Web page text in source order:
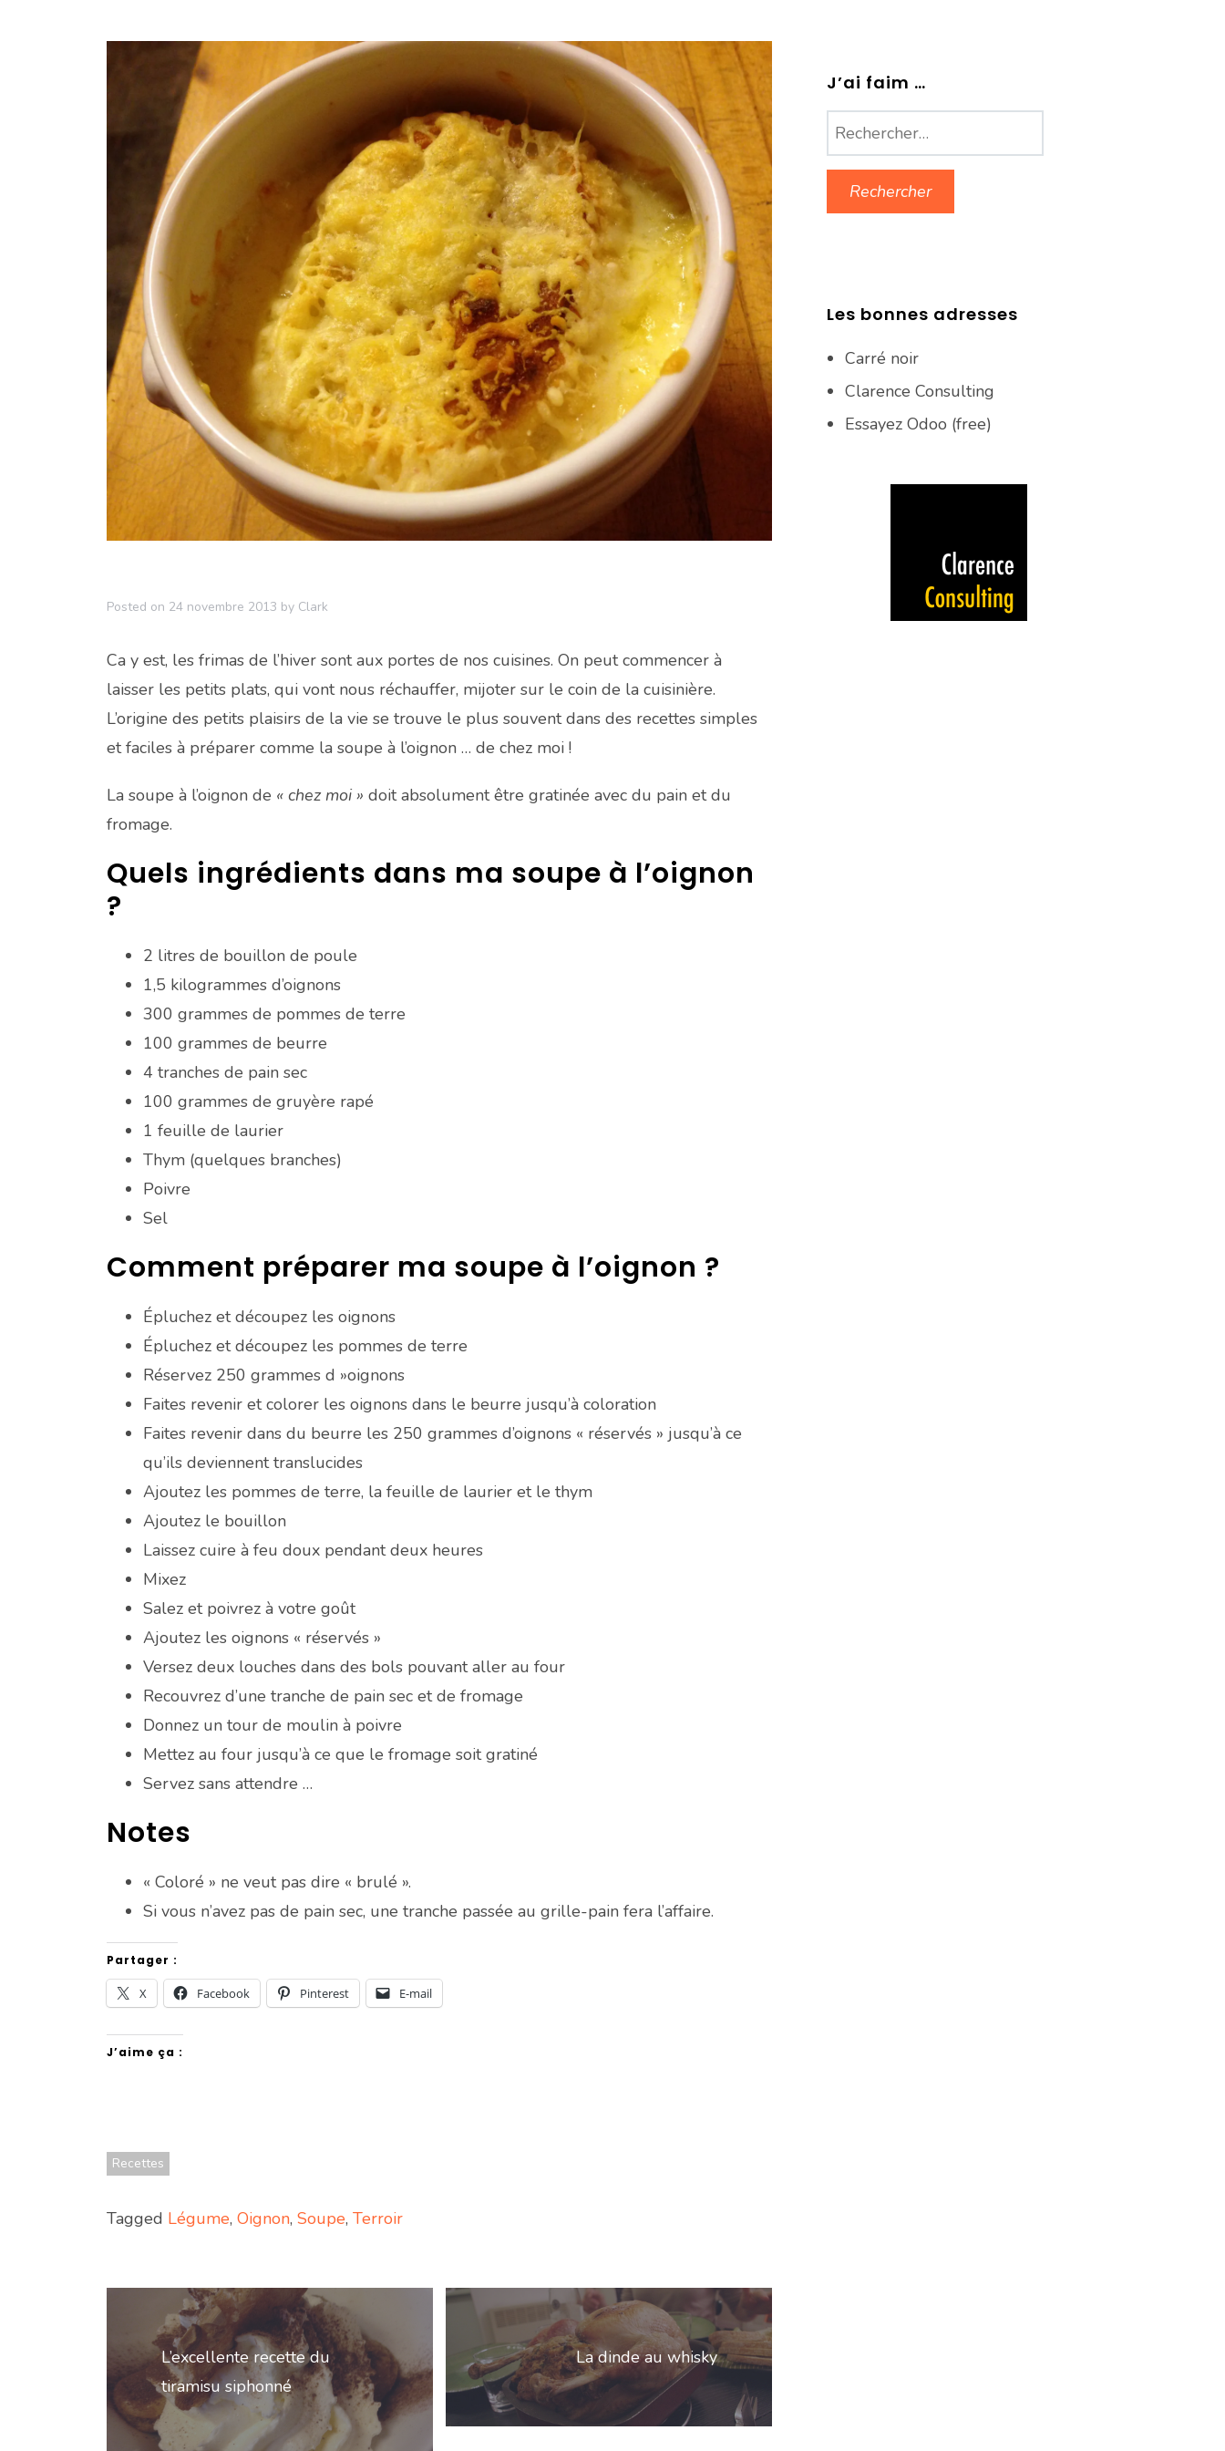
Posted on 24 novembre 2013 by Clark
Ca y est, les frimas de l’hiver sont aux portes de nos cuisines. On peut commencer à
laisser les petits plats, qui vont nous réchauffer, mijoter sur le coin de la cuisinière.
L’origine des petits plaisirs de la vie se trouve le plus souvent dans des recettes simples
et faciles à préparer comme la soupe à l’oignon … de chez moi !
La soupe à l’oignon de « chez moi » doit absolument être gratinée avec du pain et du
fromage.
Quels ingrédients dans ma soupe à l’oignon
?
2 litres de bouillon de poule
1,5 kilogrammes d’oignons
300 grammes de pommes de terre
100 grammes de beurre
4 tranches de pain sec
100 grammes de gruyère rapé
1 feuille de laurier
Thym (quelques branches)
Poivre
Sel
Comment préparer ma soupe à l’oignon ?
Épluchez et découpez les oignons
Épluchez et découpez les pommes de terre
Réservez 250 grammes d »oignons
Faites revenir et colorer les oignons dans le beurre jusqu’à coloration
Faites revenir dans du beurre les 250 grammes d’oignons « réservés » jusqu’à ce
qu’ils deviennent translucides
Ajoutez les pommes de terre, la feuille de laurier et le thym
Ajoutez le bouillon
Laissez cuire à feu doux pendant deux heures
Mixez
Salez et poivrez à votre goût
Ajoutez les oignons « réservés »
Versez deux louches dans des bols pouvant aller au four
Recouvrez d’une tranche de pain sec et de fromage
Donnez un tour de moulin à poivre
Mettez au four jusqu’à ce que le fromage soit gratiné
Servez sans attendre …
Notes
« Coloré » ne veut pas dire « brulé ».
Si vous n’avez pas de pain sec, une tranche passée au grille-pain fera l’affaire.
Partager :
X Facebook Pinterest E-mail
J’aime ça :
Recettes
Tagged Légume, Oignon, Soupe, Terroir
Navigation
l’articleL’excellente recette du
tiramisu siphonné
La dinde au whisky
J’ai faim …
Rechercher :
Les bonnes adresses
Carré noir
Clarence Consulting
Essayez Odoo (free)